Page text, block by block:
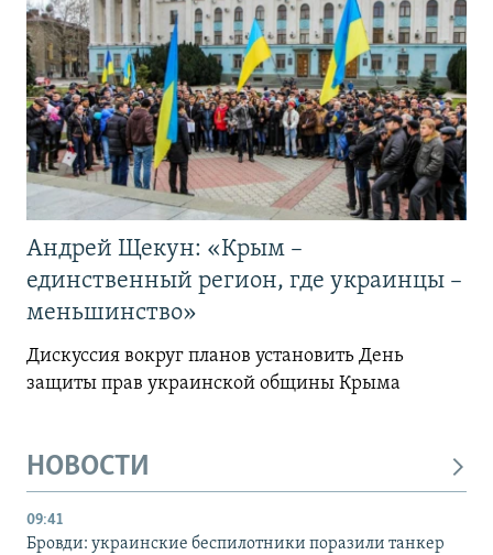
Андрей Щекун: «Крым –
единственный регион, где украинцы –
меньшинство»
Дискуссия вокруг планов установить День
защиты прав украинской общины Крыма
НОВОСТИ
09:41
Бровди: украинские беспилотники поразили танкер